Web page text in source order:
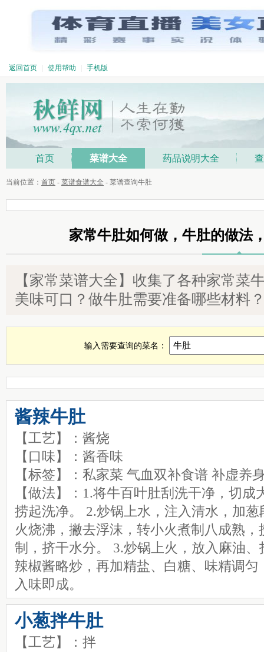
返回首页 使用帮助 手机版
首页 菜谱大全 药品说明大全
当前位置： 首页 - 菜谱食谱大全 - 菜谱查询牛肚
家常牛肚如何做，牛肚的做法
【家常菜谱大全】收集了各种家常菜
美味可口？做牛肚需要准备哪些材料
输入需要查询的菜名：
酱辣牛肚
【工艺】：酱烧
【口味】：酱香味
【标签】：私家菜 气血双补食谱 补虚养
【做法】：1.将牛百叶肚刮洗干净，切
捞起洗净。 2.炒锅上水，注入清水，加
火烧沸，撇去浮沫，转小火煮制八成熟
制，挤干水分。 3.炒锅上火，放入麻油
辣椒酱略炒，再加精盐、白糖、味精调
入味即成。
小葱拌牛肚
【工艺】：拌